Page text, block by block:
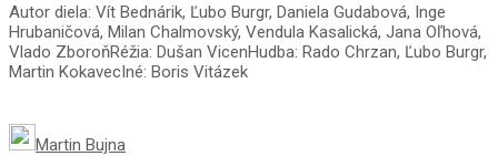
Autor diela: Vít Bednárik, Ľubo Burgr, Daniela Gudabová, Inge
Hrubaničová, Milan Chalmovský, Vendula Kasalická, Jana Oľhová,
Vlado ZboroňRéžia: Dušan VicenHudba: Rado Chrzan, Ľubo Burgr,
Martin KokavecIné: Boris Vitázek
Martin Bujna